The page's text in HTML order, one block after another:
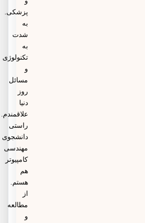
پزشکی.
شدت
تکنولوژی
مسائل
علاقمندم.
راستی
دانشجوی
مهندسی
کامپیوتر
هستم.
مطالعه